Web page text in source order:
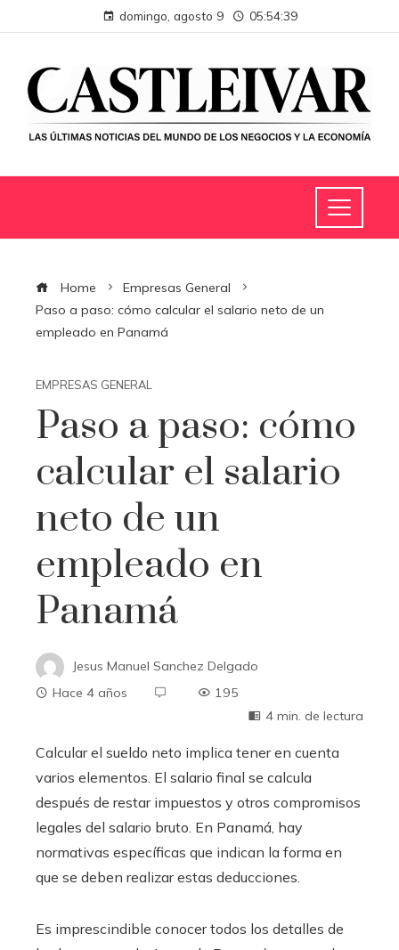
domingo, agosto 9 05:54:40
Home
Empresas General
Paso a paso: cómo calcular el salario neto de un
empleado en Panamá
EMPRESAS GENERAL
Paso a paso: cómo
calcular el salario
neto de un
empleado en
Panamá
Jesus Manuel Sanchez Delgado
Hace 4 años
195
4 min. de lectura
Calcular el sueldo neto implica tener en cuenta
varios elementos. El salario final se calcula
después de restar impuestos y otros compromisos
legales del salario bruto. En Panamá, hay
normativas específicas que indican la forma en
que se deben realizar estas deducciones.
Es imprescindible conocer todos los detalles de